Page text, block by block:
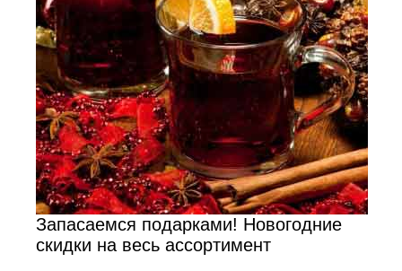
Запасаемся подарками! Новогодние
скидки на весь ассортимент